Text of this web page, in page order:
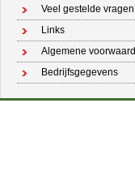
Veel gestelde vragen
Links
Algemene
Bedrijfsgegevens